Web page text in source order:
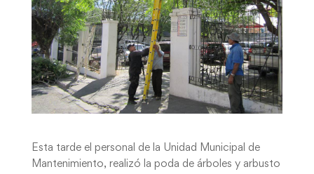
Esta tarde el personal de la Unidad Municipal de
Mantenimiento, realizó la poda de árboles y arbusto